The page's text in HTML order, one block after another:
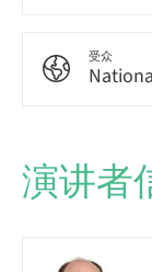
受众
演讲者